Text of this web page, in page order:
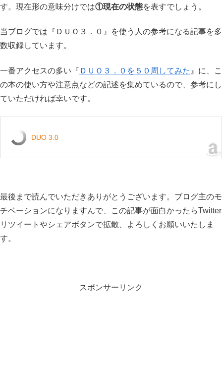
す。現在形の意味分けでは①現在の状態を表すでしょう。
当ブログでは『ＤＵＯ３．０』を使う人の参考になる記事を多
数収録しています。
一番アクセスの多い『 ＤＵＯ３．０を５０周してみた 』に、こ
の本の使い方や注意点などの記述を集めているので、参考にし
ていただければ幸いです。
DUO 3.0
最後まで読んでいただきありがとうございます。ブログ主のモ
チベーションになりますんで、この記事が面白かったらTwitter
リツイートやシェアボタンで拡散、よろしくお願いいたしま
す。
スポンサーリンク